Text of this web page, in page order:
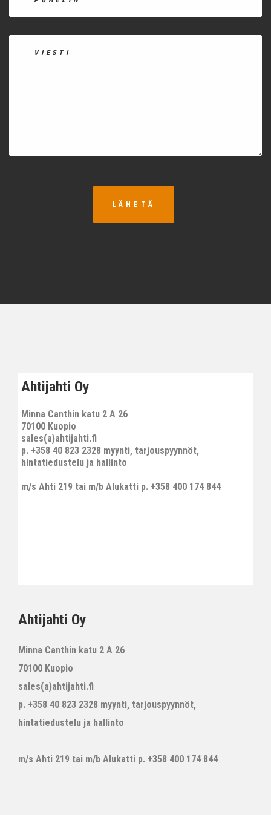
LÄHETÄ
Ahtijahti Oy
Minna Canthin katu 2 A 26
70100 Kuopio
sales(a)ahtijahti.fi
p. +358 40 823 2328 myynti, tarjouspyynnöt,
hintatiedustelu ja hallinto
m/s Ahti 219 tai m/b Alukatti p. +358 400 174 844
Ahtijahti Oy
Minna Canthin katu 2 A 26
70100 Kuopio
sales(a)ahtijahti.fi
p. +358 40 823 2328 myynti, tarjouspyynnöt,
hintatiedustelu ja hallinto
m/s Ahti 219 tai m/b Alukatti p. +358 400 174 844